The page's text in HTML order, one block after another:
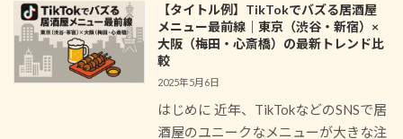
【タイトル例】TikTokでバズる居酒屋
メニュー最前線｜東京（渋谷・新宿）×
大阪（梅田・心斎橋）の最新トレンド比
較
2025年5月6日
はじめに 近年、TikTokなどのSNSで居
酒屋のユニークなメニューが大きな注